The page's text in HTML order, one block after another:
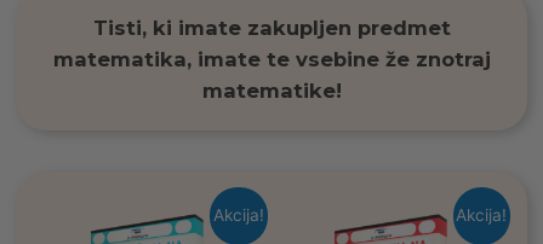
Tisti, ki imate zakupljen predmet
matematika, imate te vsebine že znotraj
matematike!
Akcija! Akcija!